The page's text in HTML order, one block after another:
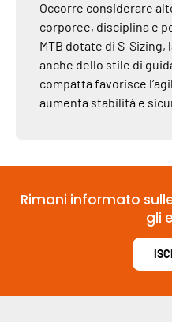
Occorre considerare
corporee, disciplina e
MTB dotate di S-
anche dello stile di
compatta favorisce
aumenta stabilità e
Rimani informato
gli